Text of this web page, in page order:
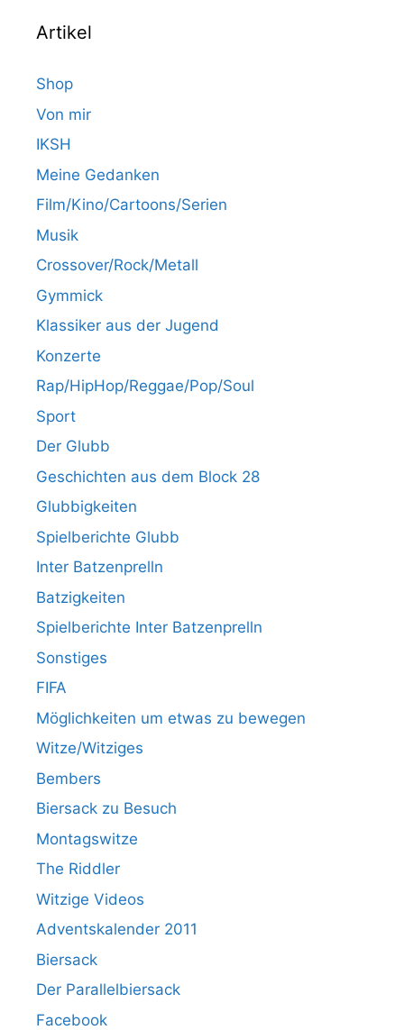
Artikel
Shop
Von mir
IKSH
Meine Gedanken
Film/Kino/Cartoons/Serien
Musik
Crossover/Rock/Metall
Gymmick
Klassiker aus der Jugend
Konzerte
Rap/HipHop/Reggae/Pop/Soul
Sport
Der Glubb
Geschichten aus dem Block 28
Glubbigkeiten
Spielberichte Glubb
Inter Batzenprelln
Batzigkeiten
Spielberichte Inter Batzenprelln
Sonstiges
FIFA
Möglichkeiten um etwas zu bewegen
Witze/Witziges
Bembers
Biersack zu Besuch
Montagswitze
The Riddler
Witzige Videos
Adventskalender 2011
Biersack
Der Parallelbiersack
Facebook